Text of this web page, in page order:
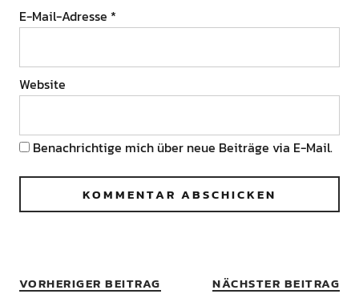
E-Mail-Adresse *
Website
Benachrichtige mich über neue Beiträge via E-Mail.
VORHERIGER BEITRAG NÄCHSTER BEITRAG